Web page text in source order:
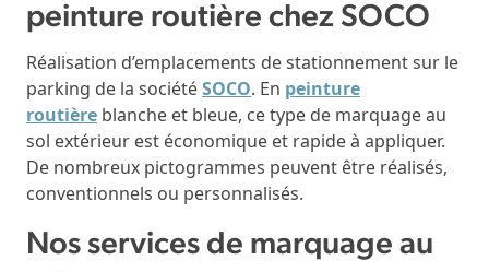
peinture routière chez SOCO
Réalisation d’emplacements de stationnement sur le
parking de la sociétéSOCO. En peinture
routière blanche et bleue, ce type de marquage au
sol extérieur est économique et rapide à appliquer.
De nombreux pictogrammes peuvent être réalisés,
conventionnels ou personnalisés.
Nos services de marquage au